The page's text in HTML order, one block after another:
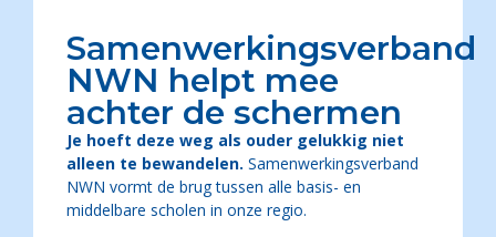
Samenwerkingsverband
NWN helpt mee
achter de schermen
Je hoeft deze weg als ouder gelukkig niet
alleen te bewandelen. Samenwerkingsverband
NWN vormt de brug tussen alle basis- en
middelbare scholen in onze regio.